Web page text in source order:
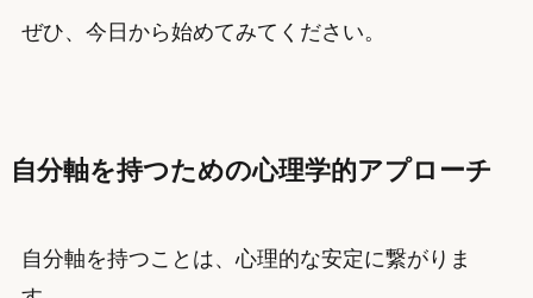
ぜひ、今日から始めてみてください。
自分軸を持つための心理学的アプローチ
自分軸を持つことは、心理的な安定に繋がりま